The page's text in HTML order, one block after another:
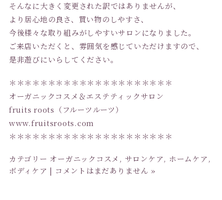
そんなに大きく変更された訳ではありませんが、
より居心地の良さ、買い物のしやすさ、
今後様々な取り組みがしやすいサロンになりました。
ご来店いただくと、雰囲気を感じていただけますので、
是非遊びにいらしてください。
＊＊＊＊＊＊＊＊＊＊＊＊＊＊＊＊＊＊＊＊＊
オーガニックコスメ＆エステティックサロン
fruits roots（フルーツルーツ）
www.fruitsroots.com
＊＊＊＊＊＊＊＊＊＊＊＊＊＊＊＊＊＊＊＊＊
カテゴリー オーガニックコスメ , サロンケア, ホームケア,
ボディケア | コメントはまだありません »